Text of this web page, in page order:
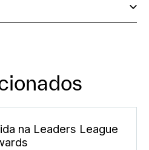
na Leaders League